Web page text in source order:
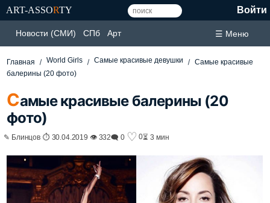
ART-ASSORTY Войти
Новости (СМИ) СПб Арт ☰ Меню
Главная World Girls Самые красивые девушки
Самые красивые
балерины (20 фото)
Самые красивые балерины (20
фото)
✎ Блинцов ⏱ 30.04.2019 👁 332🗨 0 ♡ 0⏳ 3 мин